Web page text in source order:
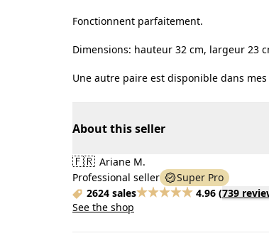
Fonctionnent parfaitement.
Dimensions: hauteur 32 cm, largeur 23
Une autre paire est disponible dans mes
About this seller
🇫🇷 Ariane M.
Professional seller
Super Pro
2624 sales
4.96 (739
See the shop